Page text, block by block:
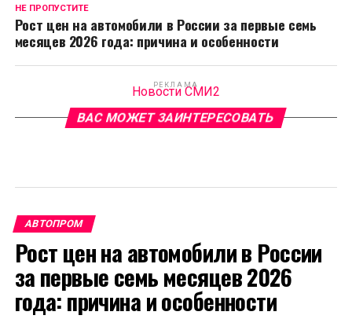
НЕ ПРОПУСТИТЕ
Рост цен на автомобили в России за первые семь
месяцев 2026 года: причина и особенности
РЕКЛАМА
Новости СМИ2
ВАС МОЖЕТ ЗАИНТЕРЕСОВАТЬ
АВТОПРОМ
Рост цен на автомобили в России
за первые семь месяцев 2026
года: причина и особенности